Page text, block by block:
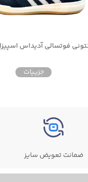
جزییات
ضمانت تعویض سایز